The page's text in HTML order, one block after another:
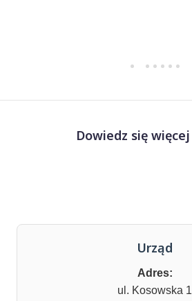
Dowiedz się więcej
Urząd
Adres:
ul. Kosowska 1